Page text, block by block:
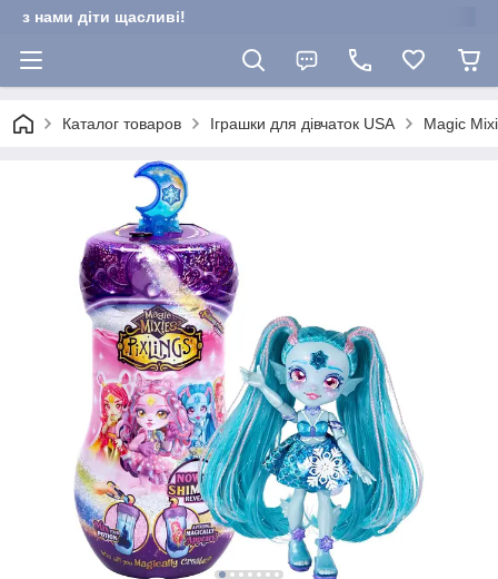
з нами діти щасливі!
Каталог товаров Іграшки для дівчаток USA Magic